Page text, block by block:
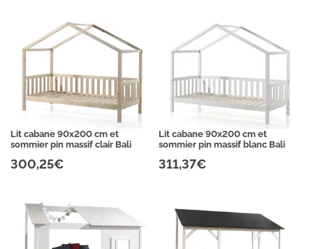
Lit cabane 90x200 cm et
sommier pin massif clair Bali
300,25€
Lit cabane 90x200 cm et
sommier pin massif blanc Bali
311,37€